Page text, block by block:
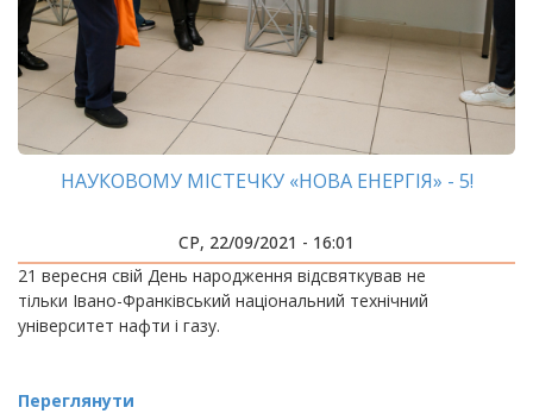
НАУКОВОМУ МІСТЕЧКУ «НОВА ЕНЕРГІЯ» - 5!
СР, 22/09/2021 - 16:01
21 вересня свій День народження відсвяткував не
тільки Івано-Франківський національний технічний
університет нафти і газу.
Переглянути